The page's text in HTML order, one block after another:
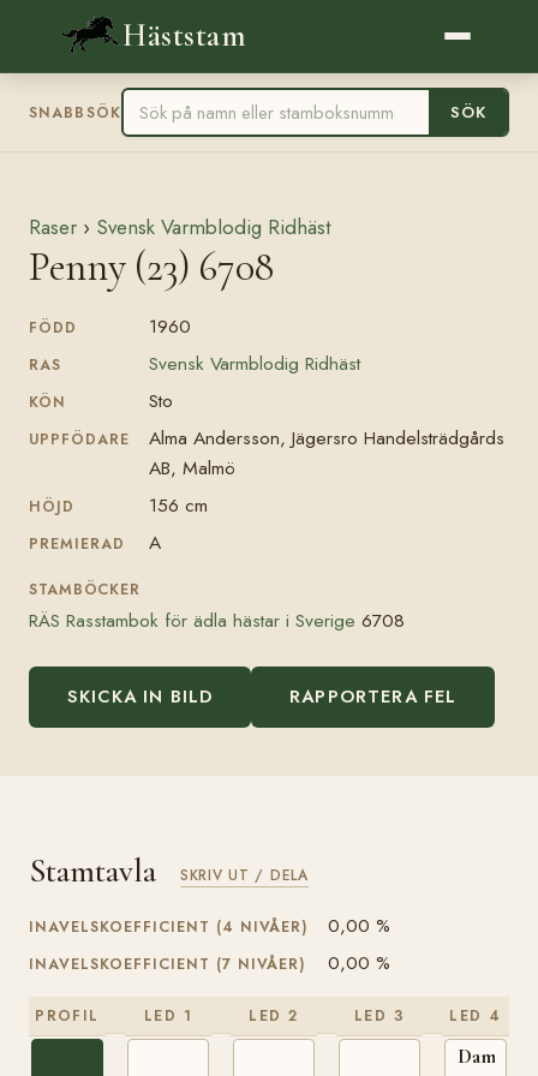
Häststam
SNABBSÖK SÖK
Raser › Svensk Varmblodig Ridhäst
Penny (23) 6708
FÖDD 1960
RAS Svensk Varmblodig Ridhäst
KÖN Sto
UPPFÖDARE
Alma Andersson, Jägersro Handelsträdgårds
AB, Malmö
HÖJD 156 cm
PREMIERAD A
STAMBÖCKER
RÄS Rasstambok för ädla hästar i Sverige 6708
SKICKA IN BILD RAPPORTERA FEL
Stamtavla SKRIV UT / DELA
INAVELSKOEFFICIENT (4 NIVÅER) 0,00 %
INAVELSKOEFFICIENT (7 NIVÅER) 0,00 %
PROFIL LED 1 LED 2 LED 3 LED 4